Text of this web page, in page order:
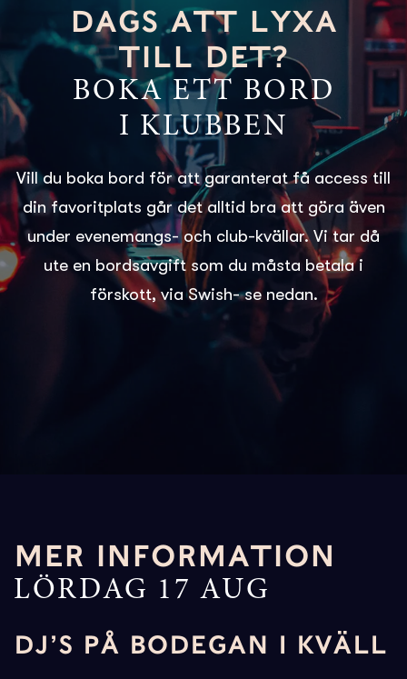
DAGS ATT LYXA
TILL DET?
BOKA ETT BORD
I KLUBBEN
Vill du boka bord för att garanterat få access till
din favoritplats går det alltid bra att göra även
under evenemangs- och club-kvällar. Vi tar då
ute en bordsavgift som du måsta betala i
förskott, via Swish- se nedan.
MER INFORMATION
LÖRDAG 17 AUG
DJ’S PÅ BODEGAN I KVÄLL